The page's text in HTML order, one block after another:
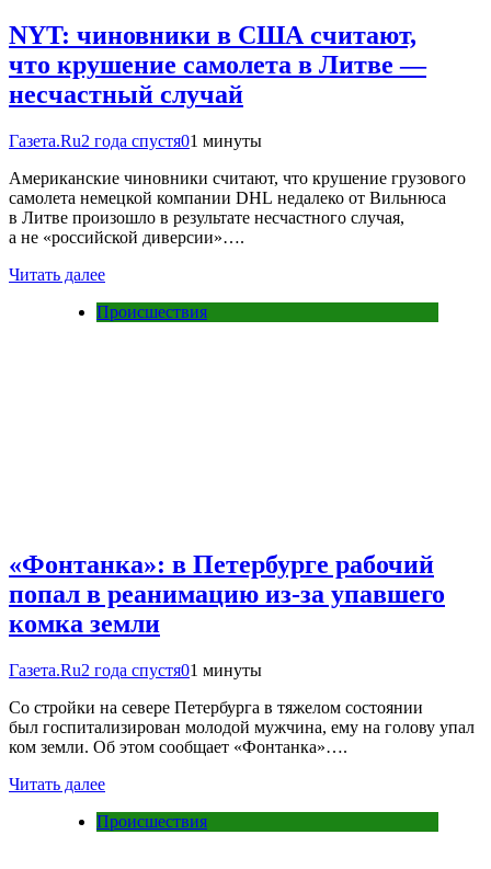
NYT: чиновники в США считают,
что крушение самолета в Литве —
несчастный случай
Газета.Ru2 года спустя01 минуты
Американские чиновники считают, что крушение грузового
самолета немецкой компании DHL недалеко от Вильнюса
в Литве произошло в результате несчастного случая,
а не «российской диверсии»….
Читать далее
Происшествия
«Фонтанка»: в Петербурге рабочий
попал в реанимацию из-за упавшего
комка земли
Газета.Ru2 года спустя01 минуты
Со стройки на севере Петербурга в тяжелом состоянии
был госпитализирован молодой мужчина, ему на голову упал
ком земли. Об этом сообщает «Фонтанка»….
Читать далее
Происшествия